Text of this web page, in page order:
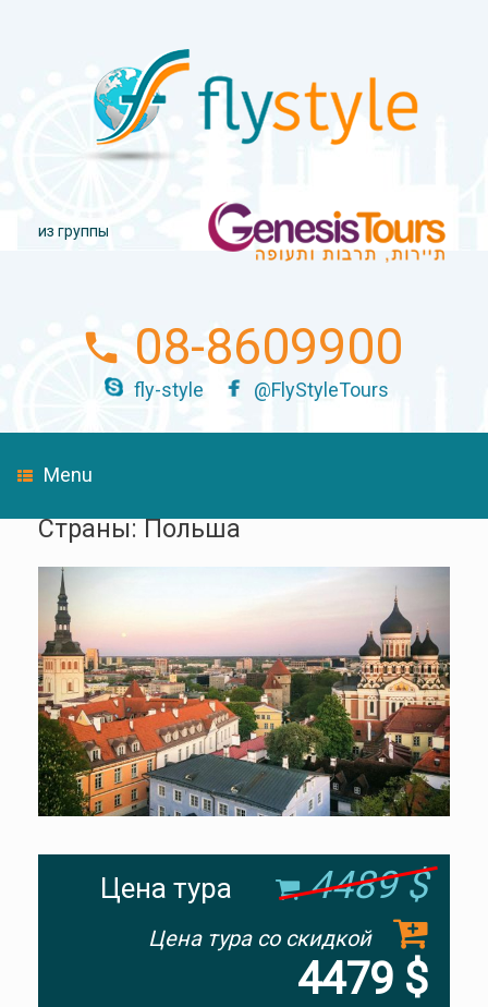
из группы
08-8609900
fly-style @FlyStyleTours
Menu
Страны: Польша
Цена тура 4489 $
Цена тура со скидкой
4479 $